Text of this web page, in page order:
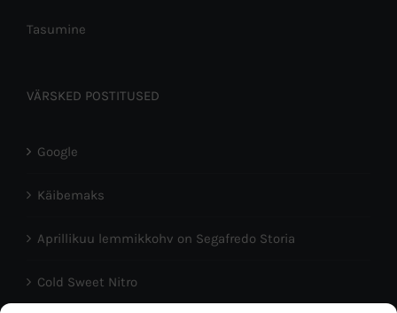
Tasumine
VÄRSKED POSTITUSED
Google
Käibemaks
Aprillikuu lemmikkohv on Segafredo Storia
Cold Sweet Nitro